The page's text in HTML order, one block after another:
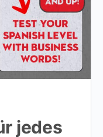
jedes